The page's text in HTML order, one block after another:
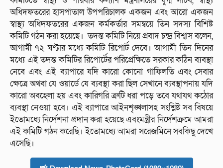
অধিদফতরের হাসপাতাল উপপরিচালক একজন এবং আরো একজন
স্বাস্থ্য অধিদফতরের একজন কর্মকর্তার সমন্বয়ে তিন সদস্য বিশিষ্ট
কমিটি গঠন করা হয়েছে। তদন্ত কমিটি নিয়ে প্রবাদ চন্দ্র বিশ্বাস বলেন,
আগামী ৭২ ঘণ্টার মধ্যে কমিটি রিপোর্ট দেবে। আগামী তিন দিনের
মধ্যে এই তদন্ত কমিটির রিপোর্টের পরিপ্রেক্ষিতে সরকার কঠিন ব্যবস্থা
নেবে এবং এই ব্যাপারে যদি কারো কোনো গাফিলতি এবং সেবার
ক্ষেত্রে অথবা যে ওয়ার্ডে যে ব্যবস্থা করা ছিল সেখানে ব্যবস্থাপনায় যদি
কারো অবহেলা হয় এবং কারিগরি ত্রুটি ধরা পড়ে তবে যথাযথ কঠোর
ব্যবস্থা নেওয়া হবে। এই ব্যাপারে আইনশৃঙ্খলাসহ সংশ্লিষ্ট সব বিষয়ে
ইতোমধ্যে নির্দেশনা প্রদান করা হয়েছে এবংমন্ত্রীর নির্দেশক্রমে আমরা
এই কমিটি গঠন করেছি। ইতোমধ্যে আমরা সরেজমিনে সবকিছু দেখে
এসেছি।